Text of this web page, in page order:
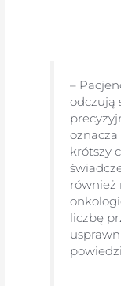
–
odczują
oznacza
krótszy
również
liczbę